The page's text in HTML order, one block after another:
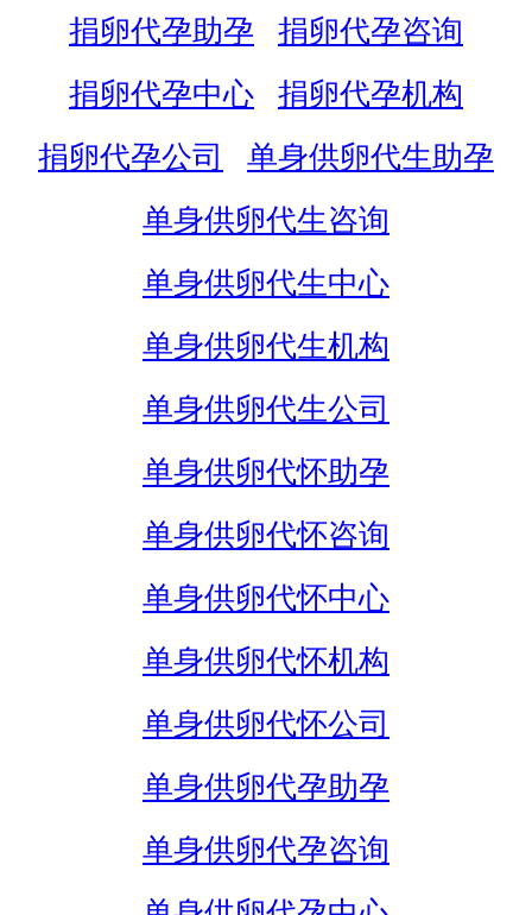
捐卵代孕助孕
捐卵代孕咨询
捐卵代孕中心
捐卵代孕机构
捐卵代孕公司
单身供卵代生助孕
单身供卵代生咨询
单身供卵代生中心
单身供卵代生机构
单身供卵代生公司
单身供卵代怀助孕
单身供卵代怀咨询
单身供卵代怀中心
单身供卵代怀机构
单身供卵代怀公司
单身供卵代孕助孕
单身供卵代孕咨询